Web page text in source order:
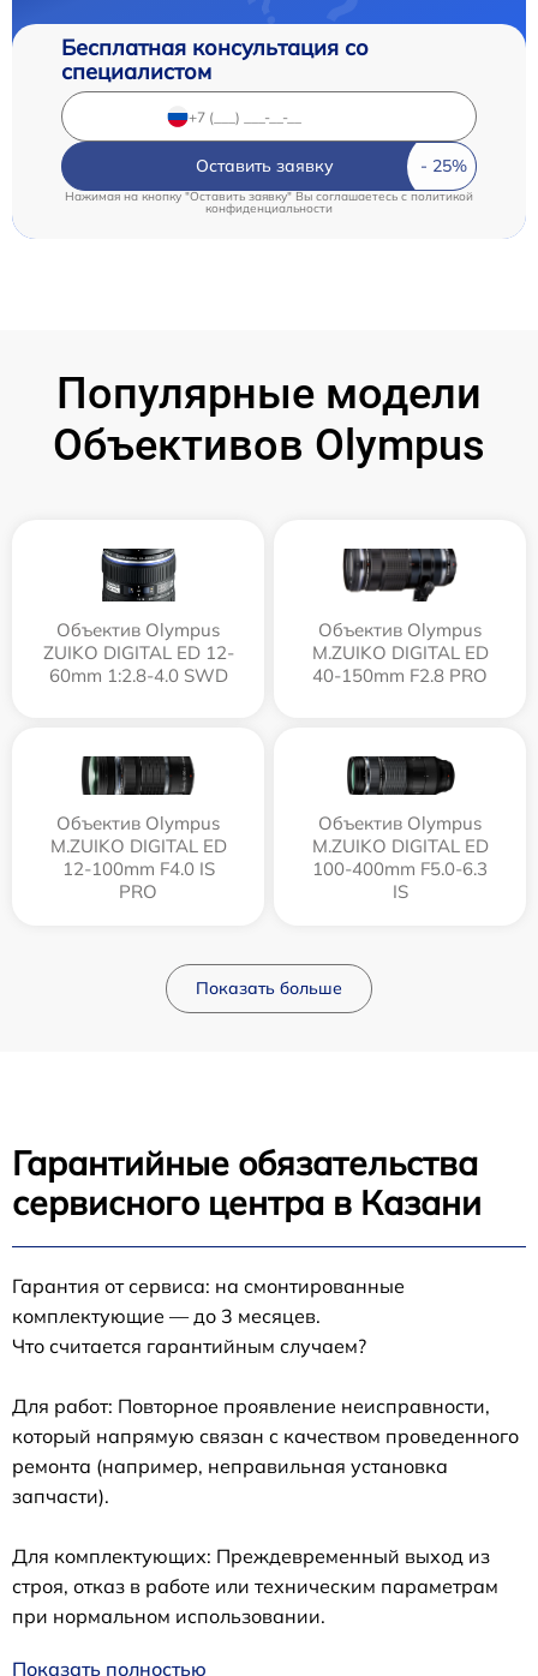
Бесплатная консультация со
специалистом
Оставить заявку
Нажимая на кнопку "Оставить заявку" Вы соглашаетесь c политикой
конфиденциальности
Популярные модели
Объективов Olympus
Объектив Olympus
ZUIKO DIGITAL ED 12-
60mm 1:2.8-4.0 SWD
Объектив Olympus
M.ZUIKO DIGITAL ED
40-150mm F2.8 PRO
Объектив Olympus
M.ZUIKO DIGITAL ED
12‑100mm F4.0 IS
PRO
Объектив Olympus
M.ZUIKO DIGITAL ED
100-400mm F5.0-6.3
IS
Показать больше
Гарантийные обязательства
сервисного центра в Казани
Гарантия от сервиса: на смонтированные
комплектующие — до 3 месяцев.
Что считается гарантийным случаем?
Для работ: Повторное проявление неисправности,
который напрямую связан с качеством проведенного
ремонта (например, неправильная установка
запчасти).
Для комплектующих: Преждевременный выход из
строя, отказ в работе или техническим параметрам
при нормальном использовании.
Показать полностью